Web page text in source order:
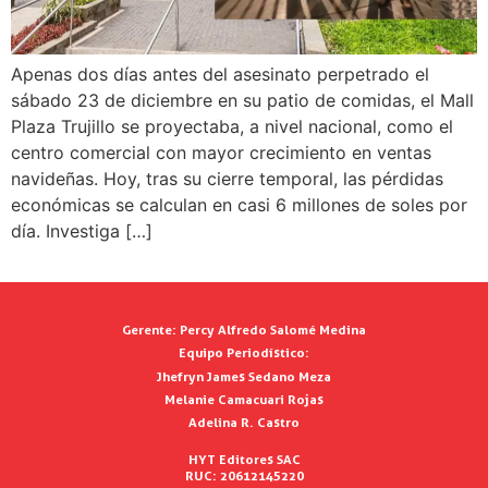
Apenas dos días antes del asesinato perpetrado el
sábado 23 de diciembre en su patio de comidas, el Mall
Plaza Trujillo se proyectaba, a nivel nacional, como el
centro comercial con mayor crecimiento en ventas
navideñas. Hoy, tras su cierre temporal, las pérdidas
económicas se calculan en casi 6 millones de soles por
día. Investiga […]
Gerente: Percy Alfredo Salomé Medina
Equipo Periodístico:
Jhefryn James Sedano Meza
Melanie Camacuari Rojas
Adelina R. Castro
HYT Editores SAC
RUC: 20612145220